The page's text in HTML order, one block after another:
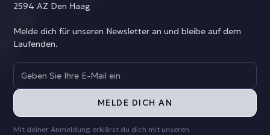
2594 AZ Den Haag
Melde dich für unseren Newsletter an und bleibe auf dem
Laufenden.
Mit deiner Anmeldung erklärst du dich mit unseren